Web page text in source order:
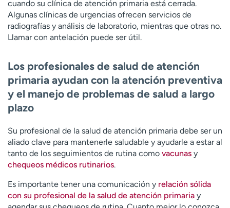
cuando su clínica de atención primaria está cerrada.
Algunas clínicas de urgencias ofrecen servicios de
radiografías y análisis de laboratorio, mientras que otras no.
Llamar con antelación puede ser útil.
Los profesionales de salud de atención
primaria ayudan con la atención preventiva
y el manejo de problemas de salud a largo
plazo
Su profesional de la salud de atención primaria debe ser un
aliado clave para mantenerle saludable y ayudarle a estar al
tanto de los seguimientos de rutina como vacunas y
chequeos médicos rutinarios.
Es importante tener una comunicación y relación sólida
con su profesional de la salud de atención primaria y